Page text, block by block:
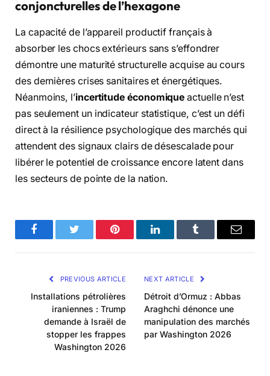
conjoncturelles de l’hexagone
La capacité de l’appareil productif français à
absorber les chocs extérieurs sans s’effondrer
démontre une maturité structurelle acquise au cours
des dernières crises sanitaires et énergétiques.
Néanmoins, l’incertitude économique actuelle n’est
pas seulement un indicateur statistique, c’est un défi
direct à la résilience psychologique des marchés qui
attendent des signaux clairs de désescalade pour
libérer le potentiel de croissance encore latent dans
les secteurs de pointe de la nation.
FacebookTwitter Pinterest LinkedInTumblr Email
PREVIOUS ARTICLE
Installations pétrolières
iraniennes : Trump
demande à Israël de
stopper les frappes
Washington 2026
NEXT ARTICLE
Détroit d’Ormuz : Abbas
Araghchi dénonce une
manipulation des marchés
par Washington 2026